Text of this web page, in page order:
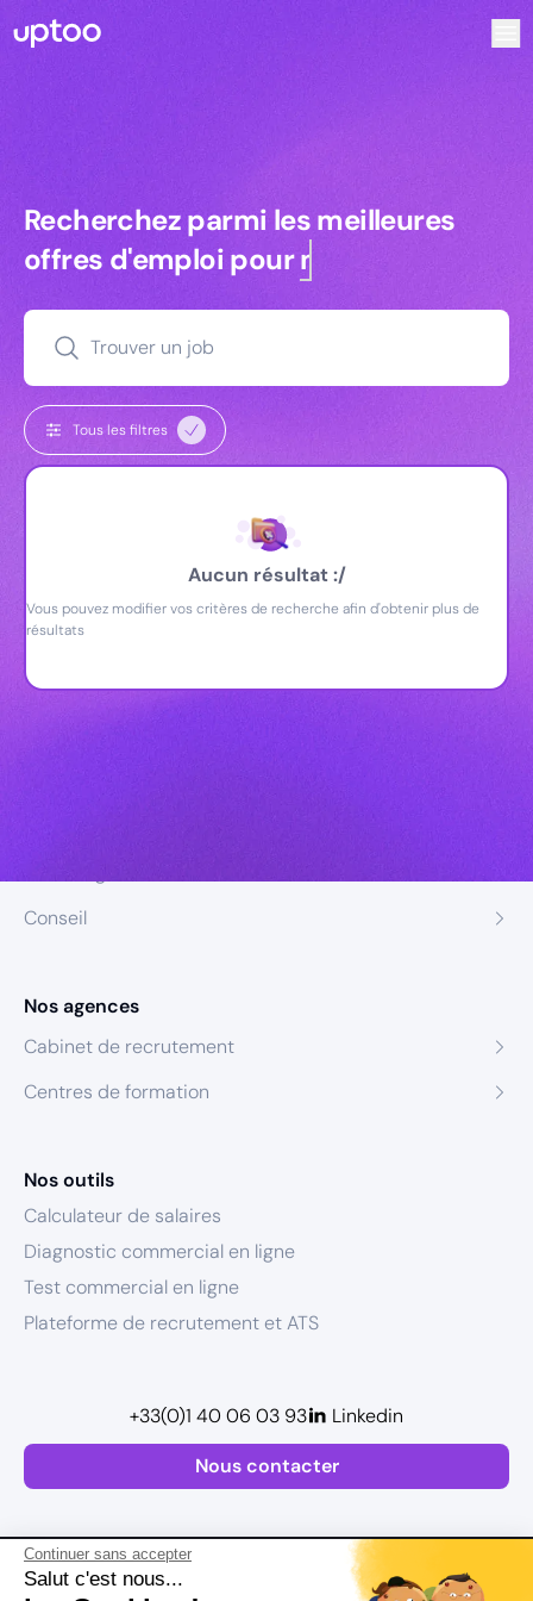
Continuer sans accepter
Salut c'est nous...
Recherchez parmi les meilleures
Recherchez parmi les meilleures
offres d'emploi pourmanagers
Trouver un job
Tous les filtres
Aucun résultat :/
Vous pouvez modifier vos critères de recherche afin d'obtenir plus de
résultats
Conseil
Nos agences
Cabinet de recrutement
Centres de formation
Nos outils
Calculateur de salaires
Diagnostic commercial en ligne
Test commercial en ligne
Plateforme de recrutement et ATS
Nous contacter
+33(0)1 40 06 03 93 Linkedin